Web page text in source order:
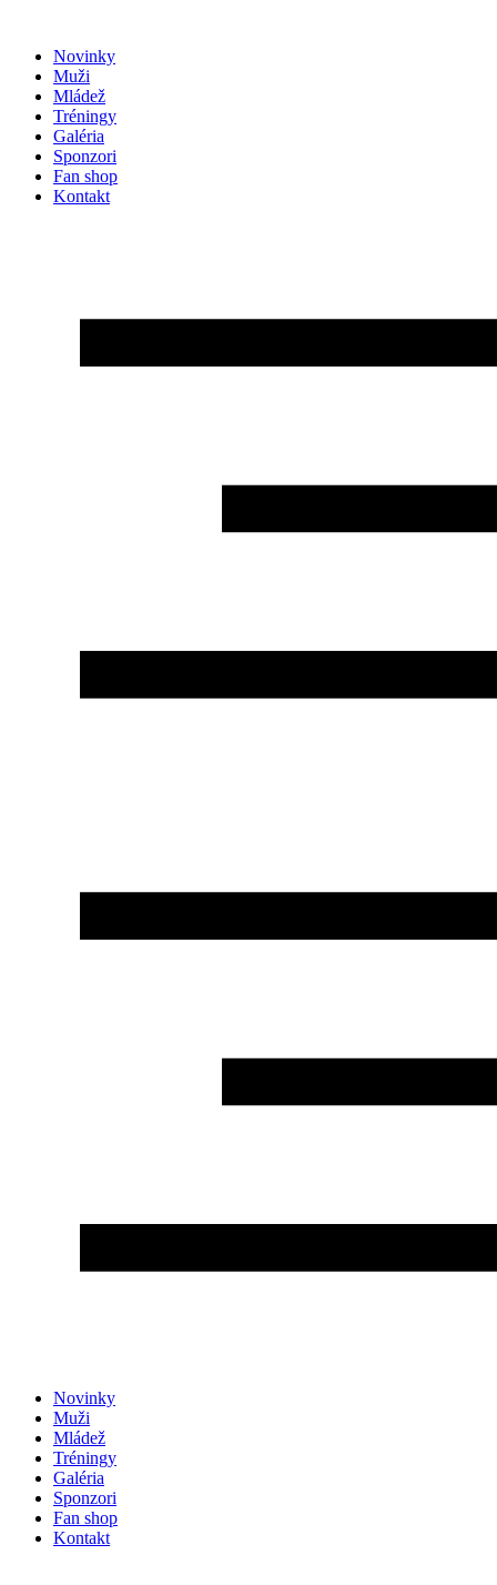
obsah
Novinky
Muži
Mládež
Tréningy
Galéria
Sponzori
Fan shop
Kontakt
Novinky
Muži
Mládež
Tréningy
Galéria
Sponzori
Fan shop
Kontakt